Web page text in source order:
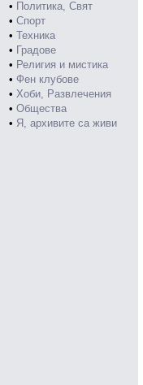
• Политика, Свят
• Спорт
• Техника
• Градове
• Религия и мистика
• Фен клубове
• Хоби, Развлечения
• Общества
• Я, архивите са живи